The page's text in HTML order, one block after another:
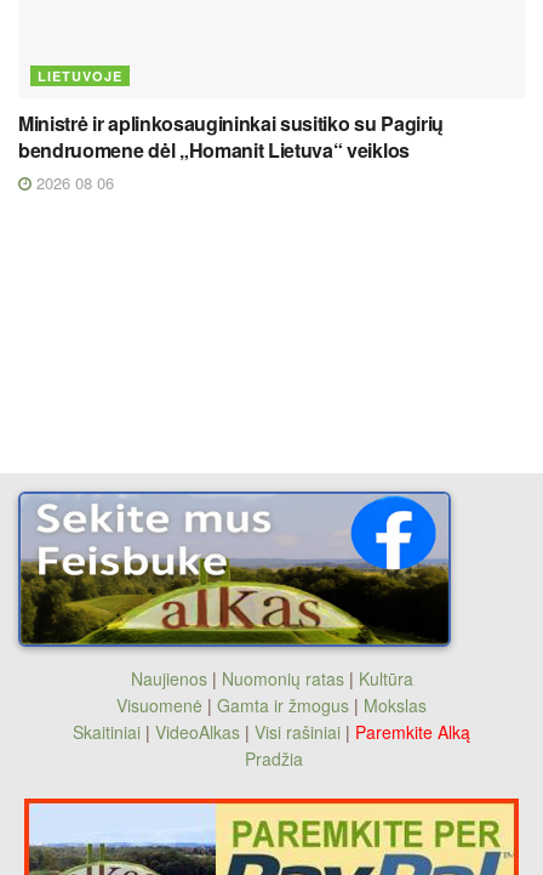
LIETUVOJE
Ministrė ir aplinkosaugininkai susitiko su Pagirių
bendruomene dėl „Homanit Lietuva“ veiklos
2026 08 06
Naujienos| Nuomonių ratas| Kultūra
Visuomenė | Gamta ir žmogus | Mokslas
Skaitiniai | VideoAlkas | Visi rašiniai | Paremkite Alką
Pradžia